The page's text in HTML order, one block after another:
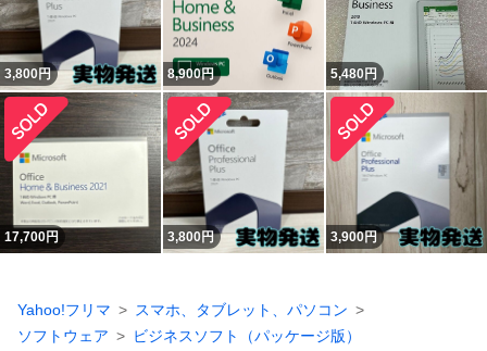
3,800円 8,900円 5,480円
17,700円 3,800円 3,900円
Yahoo!フリマ
スマホ、タブレット、パソコン
ソフトウェア
ビジネスソフト（パッケージ版）